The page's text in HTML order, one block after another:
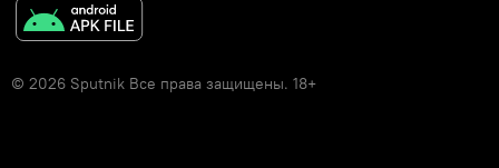
© 2026 Sputnik Все права защищены. 18+